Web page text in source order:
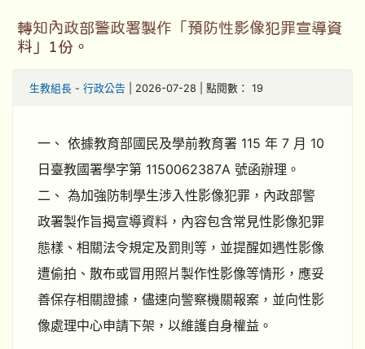
轉知內政部警政署製作「預防性影像犯罪宣導資
料」1份。
生教組長 - 行政公告 | 2026-07-28 | 點閱數： 19
一、 依據教育部國民及學前教育署 115 年 7 月 10
日臺教國署學字第 1150062387A 號函辦理。
二、 為加強防制學生涉入性影像犯罪，內政部警
政署製作旨揭宣導資料，內容包含常見性影像犯罪
態樣、相關法令規定及罰則等，並提醒如遇性影像
遭偷拍、散布或冒用照片製作性影像等情形，應妥
善保存相關證據，儘速向警察機關報案，並向性影
像處理中心申請下架，以維護自身權益。